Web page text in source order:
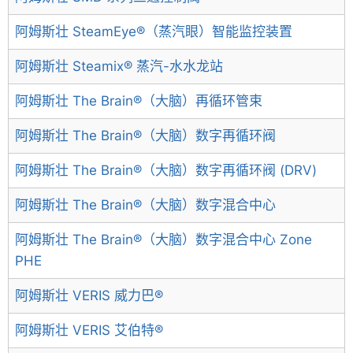
阿姆斯壮 SteamEye®（蒸汽眼）智能监控装置
阿姆斯壮 Steamix® 蒸汽-水水龙站
阿姆斯壮 The Brain®（大脑）再循环管束
阿姆斯壮 The Brain®（大脑）数字再循环阀
阿姆斯壮 The Brain®（大脑）数字再循环阀 (DRV)
阿姆斯壮 The Brain®（大脑）数字混合中心
阿姆斯壮 The Brain®（大脑）数字混合中心 Zone
PHE
阿姆斯壮 VERIS 威力巴®
阿姆斯壮 VERIS 艾伯特®